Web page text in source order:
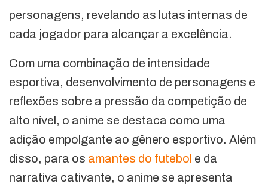
personagens, revelando as lutas internas de
cada jogador para alcançar a excelência.
Com uma combinação de intensidade
esportiva, desenvolvimento de personagens e
reflexões sobre a pressão da competição de
alto nível, o anime se destaca como uma
adição empolgante ao gênero esportivo. Além
disso, para os amantes do futebol e da
narrativa cativante, o anime se apresenta